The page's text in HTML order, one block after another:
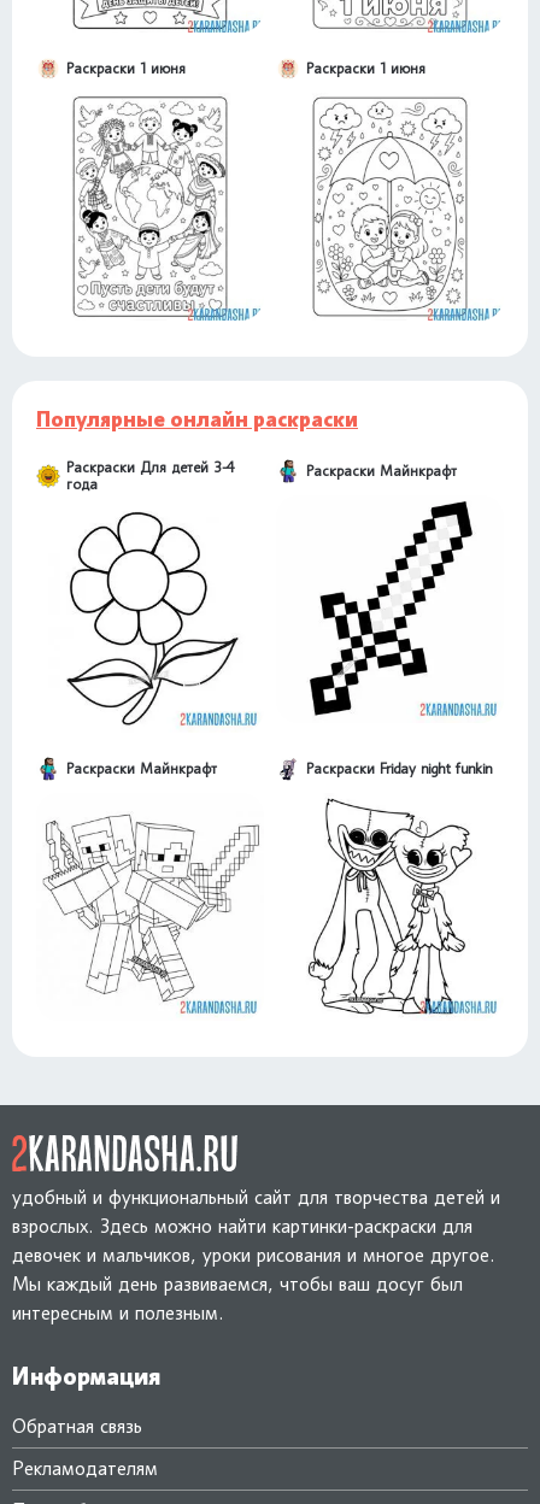
Раскраски 1 июня Раскраски 1 июня
Популярные онлайн раскраски
Раскраски Для детей 3-4
года
Раскраски Майнкрафт
Раскраски Майнкрафт Раскраски Friday night funkin
удобный и функциональный сайт для творчества детей и
взрослых. Здесь можно найти картинки-раскраски для
девочек и мальчиков, уроки рисования и многое другое.
Мы каждый день развиваемся, чтобы ваш досуг был
интересным и полезным.
Информация
Обратная связь
Рекламодателям